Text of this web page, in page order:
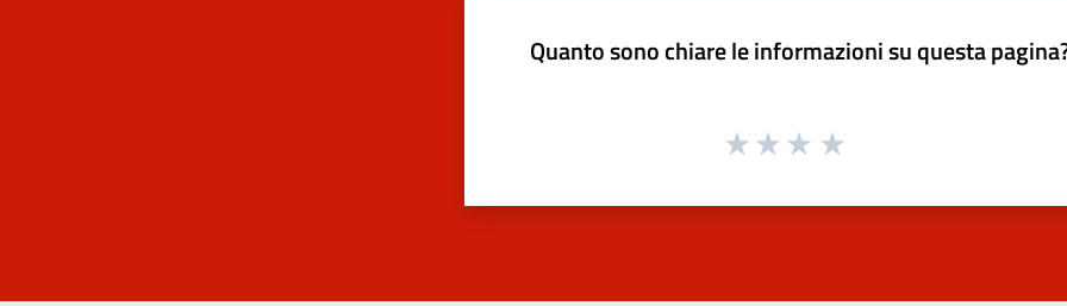
Quanto sono chiare le informazioni su questa